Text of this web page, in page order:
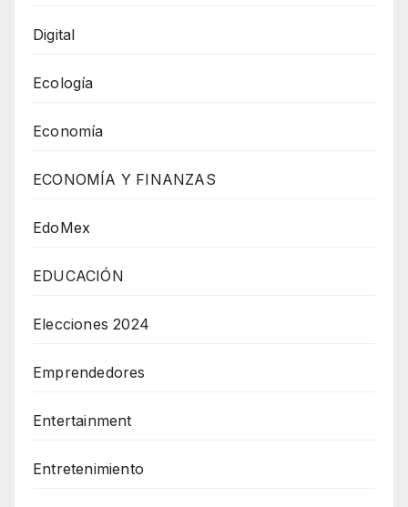
Digital
Ecología
Economía
ECONOMÍA Y FINANZAS
EdoMex
EDUCACIÓN
Elecciones 2024
Emprendedores
Entertainment
Entretenimiento